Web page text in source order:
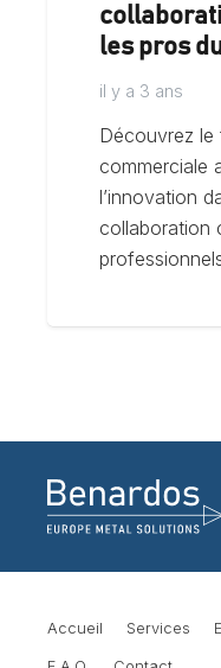
les pros
il y a 3 ans
Découvrez le
commerciale
l’innovation
collaboration
Accueil Services